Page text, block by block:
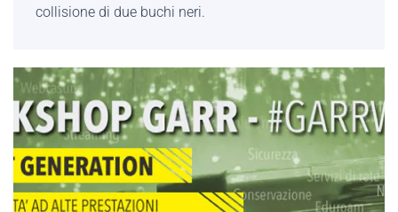
collisione di due buchi neri.